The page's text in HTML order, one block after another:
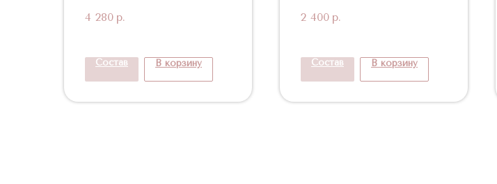
4 280 р.
Состав В корзину
2 400 р.
Состав В корзину